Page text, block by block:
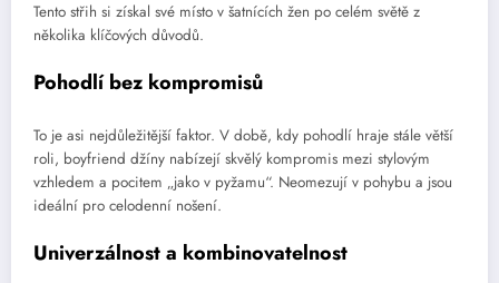
Tento střih si získal své místo v šatnících žen po celém světě z
několika klíčových důvodů.
Pohodlí bez kompromisů
To je asi nejdůležitější faktor. V době, kdy pohodlí hraje stále větší
roli, boyfriend džíny nabízejí skvělý kompromis mezi stylovým
vzhledem a pocitem „jako v pyžamu“. Neomezují v pohybu a jsou
ideální pro celodenní nošení.
Univerzálnost a kombinovatelnost